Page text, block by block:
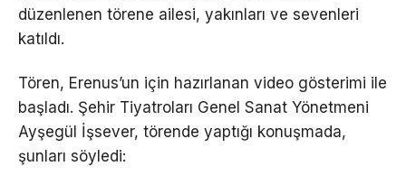
düzenlenen törene ailesi, yakınları ve sevenleri
katıldı.
Tören, Erenus’un için hazırlanan video gösterimi ile
başladı. Şehir Tiyatroları Genel Sanat Yönetmeni
Ayşegül İşsever, törende yaptığı konuşmada,
şunları söyledi: